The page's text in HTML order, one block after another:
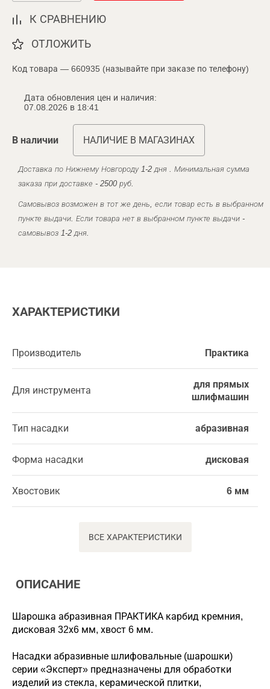
К СРАВНЕНИЮ
ОТЛОЖИТЬ
Код товара — 660935 (называйте при заказе по телефону)
Дата обновления цен и наличия:
07.08.2026 в 18:41
В наличии НАЛИЧИЕ В МАГАЗИНАХ
Доставка по Нижнему Новгороду 1-2 дня . Минимальная сумма
заказа при доставке - 2500 руб.
Самовывоз возможен в тот же день, если товар есть в выбранном
пункте выдачи. Если товара нет в выбранном пункте выдачи -
самовывоз 1-2 дня.
ХАРАКТЕРИСТИКИ
Производитель Практика
Для инструмента
для прямых
шлифмашин
Тип насадки абразивная
Форма насадки дисковая
Хвостовик 6 мм
ВСЕ ХАРАКТЕРИСТИКИ
ОПИСАНИЕ
Шарошка абразивная ПРАКТИКА карбид кремния,
дисковая 32х6 мм, хвост 6 мм.
Насадки абразивные шлифовальные (шарошки)
серии «Эксперт» предназначены для обработки
изделий из стекла, керамической плитки,